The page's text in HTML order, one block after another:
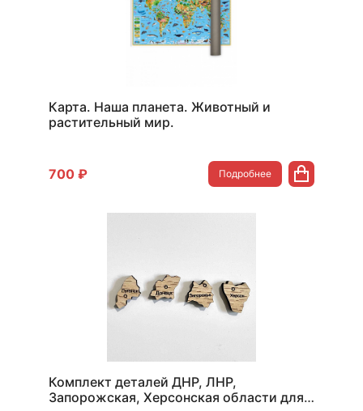
Карта. Наша планета. Животный и
растительный мир.
700 ₽ Подробнее
Комплект деталей ДНР, ЛНР,
Запорожская, Херсонская области для